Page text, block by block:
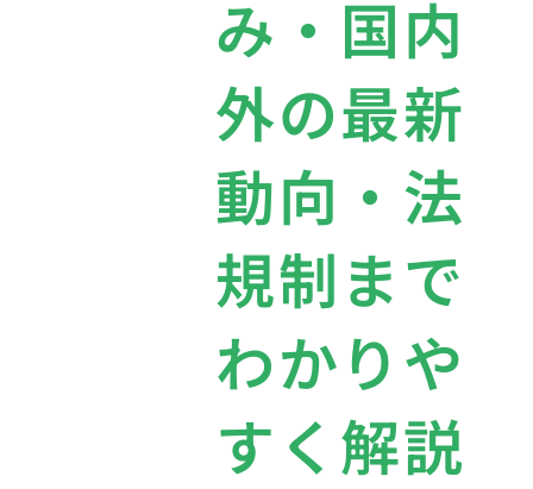
み・国内
外の最新
動向・法
規制まで
わかりや
すく解説